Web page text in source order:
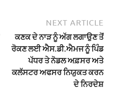
NEXT ARTICLE
ਕਣਕ ਦੇ ਨਾੜ ਨੂੰ ਅੱਗ ਲਗਾਉਣ ਤੋਂ
ਰੋਕਣ ਲਈ ਐਸ.ਡੀ.ਐਮਜ ਨੂੰ ਪਿੰਡ
ਪੱਧਰ ਤੇ ਨੋਡਲ ਅਫ਼ਸਰ ਅਤੇ
ਕਲੱਸਟਰ ਅਫਸਰ ਨਿਯੁਕਤ ਕਰਨ
ਦੇ ਨਿਰਦੇਸ਼